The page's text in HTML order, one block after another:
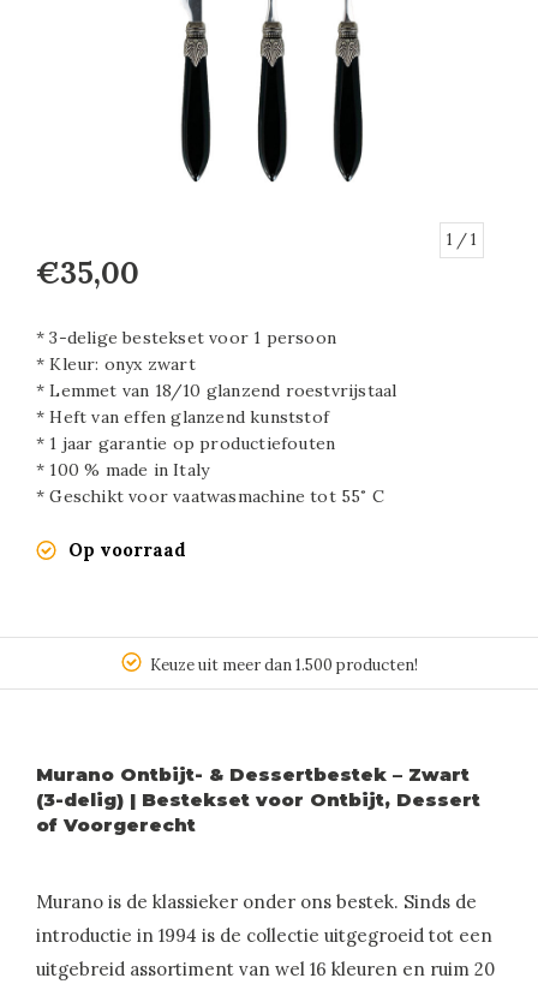
1 / 1
€35,00
* 3-delige bestekset voor 1 persoon
* Kleur: onyx zwart
* Lemmet van 18/10 glanzend roestvrijstaal
* Heft van effen glanzend kunststof
* 1 jaar garantie op productiefouten
* 100 % made in Italy
* Geschikt voor vaatwasmachine tot 55˚ C
Op voorraad
Keuze uit meer dan 1.500 producten!
Murano Ontbijt- & Dessertbestek – Zwart
(3-delig) | Bestekset voor Ontbijt, Dessert
of Voorgerecht
Murano is de klassieker onder ons bestek. Sinds de
introductie in 1994 is de collectie uitgegroeid tot een
uitgebreid assortiment van wel 16 kleuren en ruim 20